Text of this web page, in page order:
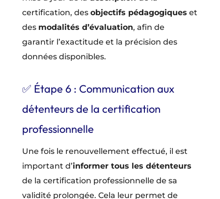
certification, des objectifs pédagogiques et
des modalités d’évaluation, afin de
garantir l’exactitude et la précision des
données disponibles.
✅ Étape 6 : Communication aux
détenteurs de la certification
professionnelle
Une fois le renouvellement effectué, il est
important d’informer tous les détenteurs
de la certification professionnelle de sa
validité prolongée. Cela leur permet de